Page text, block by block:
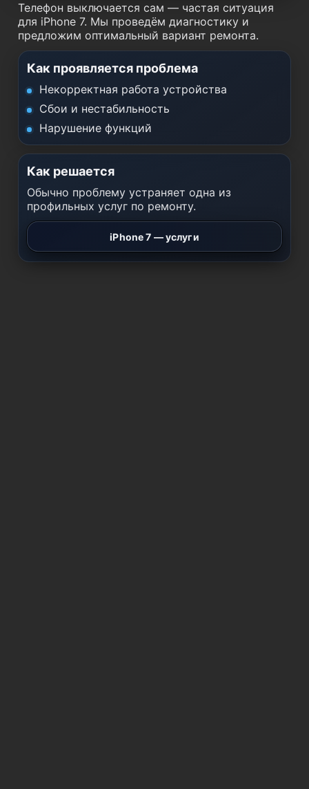
Телефон выключается сам — частая ситуация
для iPhone 7. Мы проведём диагностику и
предложим оптимальный вариант ремонта.
Как проявляется проблема
Некорректная работа устройства
Сбои и нестабильность
Нарушение функций
Как решается
Обычно проблему устраняет одна из
профильных услуг по ремонту.
iPhone 7 — услуги